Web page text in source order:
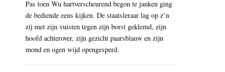
Pas toen Wu hartverscheurend begon te janken ging
de bediende eens kijken. De staatsleraar lag op z’n
zij met zijn vuisten tegen zijn borst geklemd, zijn
hoofd achterover, zijn gezicht paarsblauw en zijn
mond en ogen wijd opengesperd.